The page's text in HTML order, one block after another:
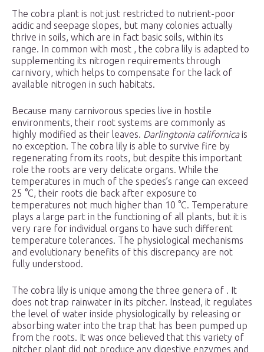
The cobra plant is not just restricted to nutrient-poor
acidic and seepage slopes, but many colonies actually
thrive in soils, which are in fact basic soils, within its
range. In common with most , the cobra lily is adapted to
supplementing its nitrogen requirements through
carnivory, which helps to compensate for the lack of
available nitrogen in such habitats.
Because many carnivorous species live in hostile
environments, their root systems are commonly as
highly modified as their leaves. Darlingtonia californicais
no exception. The cobra lily is able to survive fire by
regenerating from its roots, but despite this important
role the roots are very delicate organs. While the
temperatures in much of the species’s range can exceed
25 °C, their roots die back after exposure to
temperatures not much higher than 10 °C. Temperature
plays a large part in the functioning of all plants, but it is
very rare for individual organs to have such different
temperature tolerances. The physiological mechanisms
and evolutionary benefits of this discrepancy are not
fully understood.
The cobra lily is unique among the three genera of . It
does not trap rainwater in its pitcher. Instead, it regulates
the level of water inside physiologically by releasing or
absorbing water into the trap that has been pumped up
from the roots. It was once believed that this variety of
pitcher plant did not produce any digestive enzymes and